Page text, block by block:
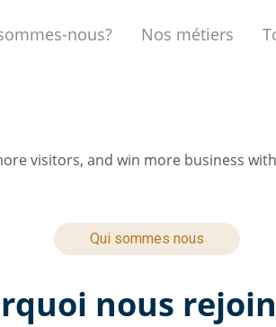
nous? Nos métiers
visitors, and win more business
Qui sommes nous
nous